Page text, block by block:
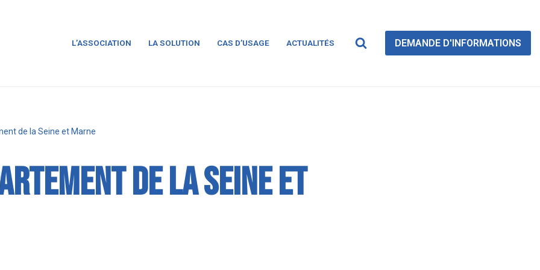
L’ASSOCIATION LA SOLUTION CAS D’USAGE ACTUALITÉS DEMANDE D'INFORMATIONS
de la Seine et Marne
de la Seine et